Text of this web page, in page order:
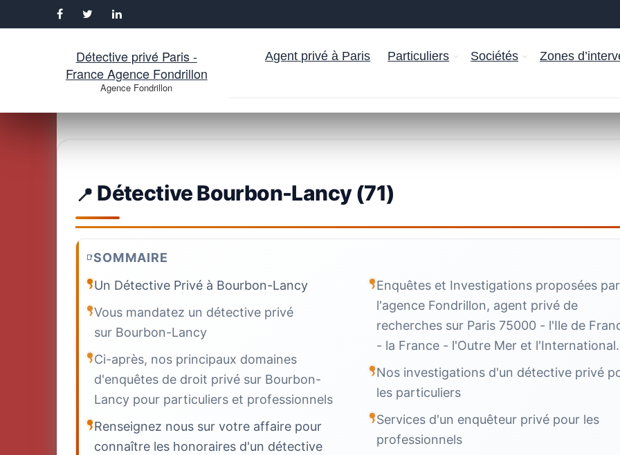
Aller
Détective privé Paris -
France Agence Fondrillon
Agence Fondrillon
Agent privé à Paris Particuliers Sociétés Zones
Détective Bourbon-Lancy (71)
SOMMAIRE
Un Détective Privé à Bourbon-Lancy
Vous mandatez un détective privé
sur Bourbon-Lancy
Ci-après, nos principaux domaines
d'enquêtes de droit privé sur Bourbon-
Lancy pour particuliers et professionnels
Renseignez nous sur votre affaire pour
connaître les honoraires d'un détective
Enquêtes et Investigations proposées par
l'agence Fondrillon, agent privé de
recherches sur Paris 75000 - l'Ile de
- la France - l'Outre Mer et l'International.
Nos investigations d'un détective privé
les particuliers
Services d'un enquêteur privé pour les
professionnels